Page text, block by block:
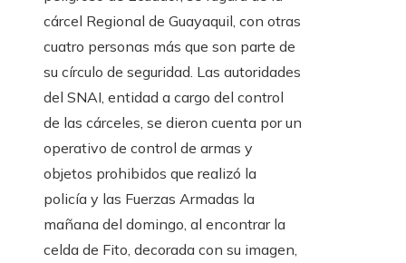
cárcel Regional de Guayaquil, con otras
cuatro personas más que son parte de
su círculo de seguridad. Las autoridades
del SNAI, entidad a cargo del control
de las cárceles, se dieron cuenta por un
operativo de control de armas y
objetos prohibidos que realizó la
policía y las Fuerzas Armadas la
mañana del domingo, al encontrar la
celda de Fito, decorada con su imagen,